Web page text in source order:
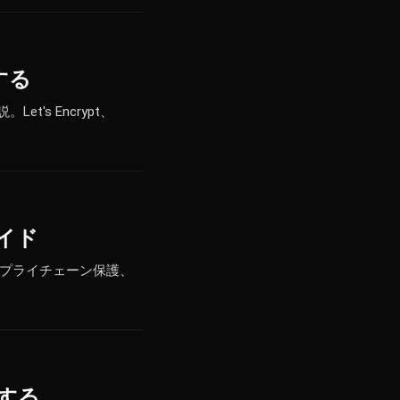
る
Let's Encrypt、
ド
ライチェーン保護、